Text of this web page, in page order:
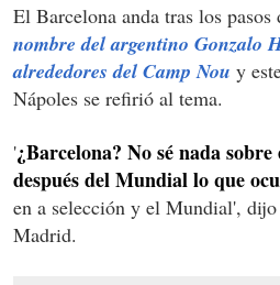
El Barcelona anda tras los
nombre del argentino Gonzalo
alrededores del Camp Nou y
Nápoles se refirió al tema.
'¿Barcelona? No sé nada sobre
después del Mundial lo que
en a selección y el Mundial',
Madrid.